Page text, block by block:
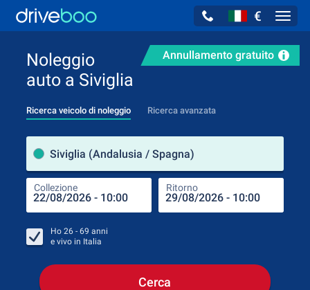
€
Annullamento gratuito
Noleggio
auto a Siviglia
Ricerca veicolo di noleggio Ricerca avanzata
Siviglia (Andalusia / Spagna)
Collezione Ritorno
Ho 26 - 69 anni
e vivo in Italia
Cerca